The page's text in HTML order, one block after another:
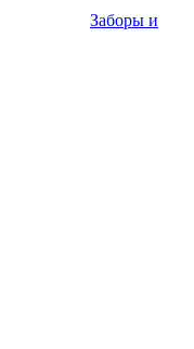
Заборы и